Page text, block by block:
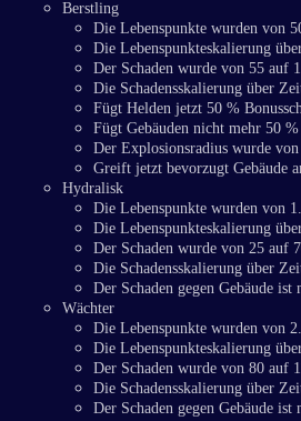
Berstling
Die Lebenspunkte wurden von
Die Lebenspunkteskalierung
Der Schaden wurde von 55 auf
Die Schadensskalierung über
Fügt Helden jetzt 50 %
Fügt Gebäuden nicht mehr 50 %
Der Explosionsradius wurde
Greift jetzt bevorzugt Gebäude
Hydralisk
Die Lebenspunkte wurden von
Die Lebenspunkteskalierung
Der Schaden wurde von 25 auf
Die Schadensskalierung über
Der Schaden gegen Gebäude
Wächter
Die Lebenspunkte wurden von
Die Lebenspunkteskalierung
Der Schaden wurde von 80 auf
Die Schadensskalierung über
Der Schaden gegen Gebäude